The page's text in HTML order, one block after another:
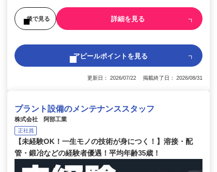
後で見る 詳細を見る
アピールポイントを見る
更新日： 2026/07/22 掲載終了日： 2026/08/31
プラント設備のメンテナンススタッフ
株式会社 阿部工業
正社員
【未経験OK！一生モノの技術が身につく！】溶接・配
管・鍛冶などの経験者優遇！平均年齢35歳！